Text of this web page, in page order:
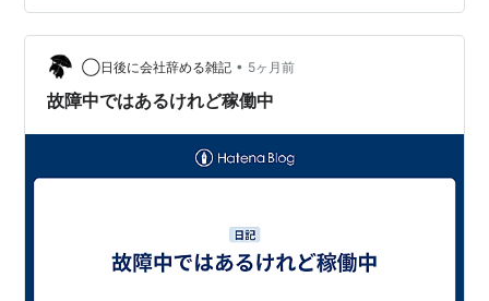
身分格差によるストレス コロナ禍でのリモートワークと
出社の苦痛の顕在化 家族との不和 1.元々患っていた不眠
症と鬱 20代の初期から不眠症を患っていて、学業もまま
ならなかった。 睡眠導入剤を処方してもらう必要がある
◯日後に会社辞める雑記 • 5ヶ月前
故障中ではあるけれど稼働中